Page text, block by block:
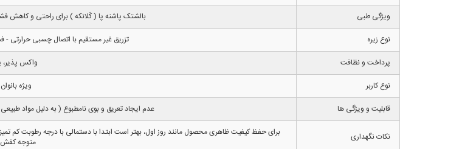
ویژگی طبی
بالشتک پاشنه پا ( کَلانکه ) برای راحتی و کاهش
نوع زیره
تزریق غیر مستقیم با اتصال چسبی حرارتی -
پرداخت و نظافت
واکس پذیر،
نوع کاربر
ویژه
قابلیت و ویژگی ها
عدم ایجاد تعریق و بوی نامطبوع ( به دلیل مواد
نکات نگهداری
برای حفظ کیفیت ظاهری محصول مانند روز اول، بهتر است ابتدا با دستمالی با درجه رطوبت کم
متوجه